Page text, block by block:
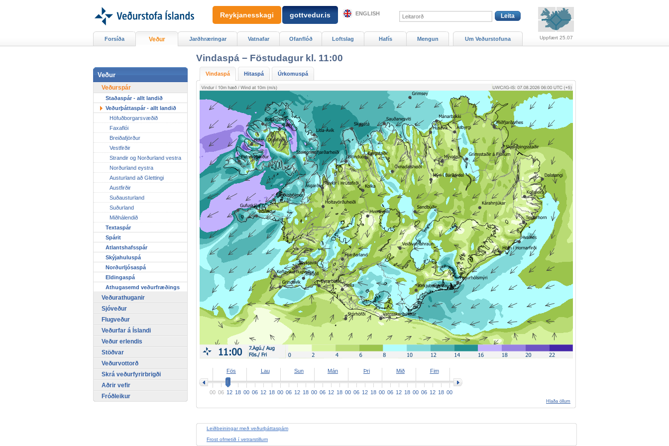
Vindaspá − Föstudagur kl. 11:00
Vindaspá Hitaspá Úrkomuspá
Fös
00 06 12 18
Lau
00 06 12 18
Sun
00 06 12 18
Mán
00 06 12 18
Þri
00 06 12 18
Mið
00 06 12 18
Fim
00 06 12 18 00
Hlaða öllum
Leiðbeiningar með veðurþáttaspám
Frost ofmetið í vetrarstillum
Forsíða Veður Jarðhræringar Vatnafar Ofanflóð Loftslag Hafís Mengun Um Veðurstofuna
Veður
Veðurspár
Staðaspár - allt landið
Veðurþáttaspár - allt landið
Höfuðborgarsvæðið
Faxaflói
Breiðafjörður
Vestfirðir
Strandir og Norðurland vestra
Norðurland eystra
Austurland að Glettingi
Austfirðir
Suðausturland
Suðurland
Miðhálendið
Textaspár
Spárit
Atlantshafsspár
Skýjahuluspá
Norðurljósaspá
Eldingaspá
Athugasemd veðurfræðings
Veðurathuganir
Sjóveður
Flugveður
Veðurfar á Íslandi
Veður erlendis
Stöðvar
Veðurvottorð
Skrá veðurfyrirbrigði
Aðrir vefir
Fróðleikur
Uppfært 25.07
Reykjanesskagi gottvedur.is ENGLISH